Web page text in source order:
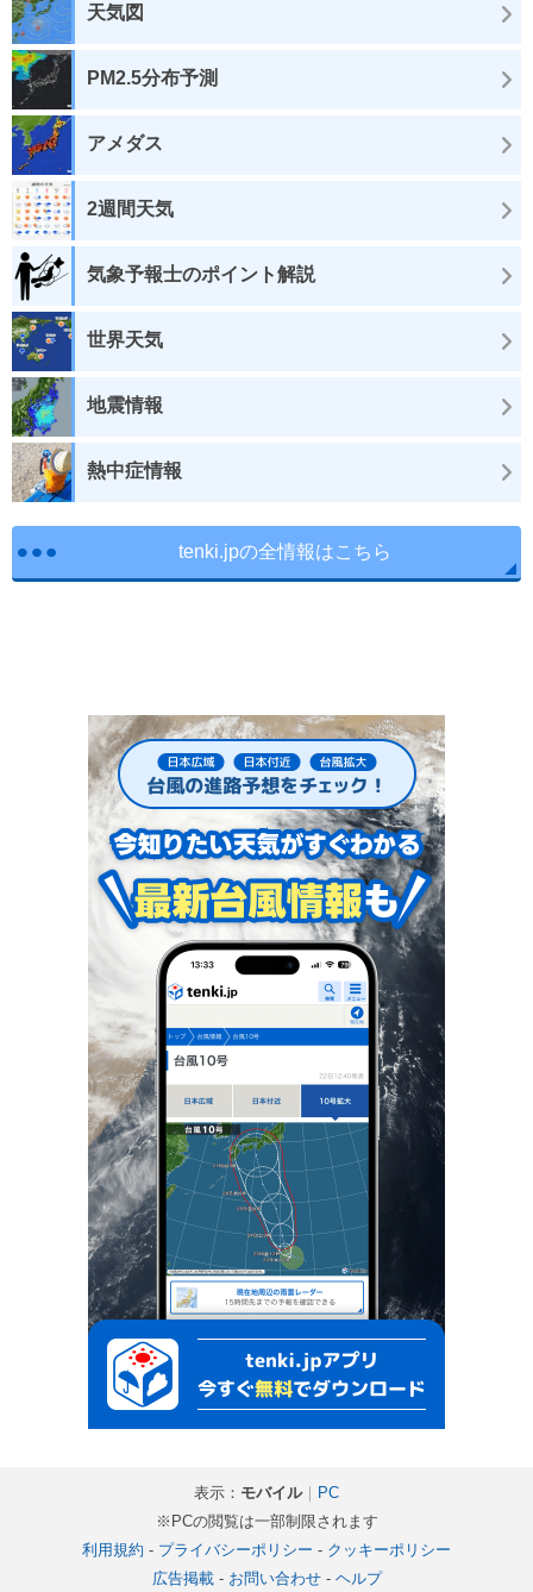
天気図
PM2.5分布予測
アメダス
2週間天気
気象予報士のポイント解説
世界天気
地震情報
熱中症情報
tenki.jpの全情報はこちら
表示： モバイル｜ PC
※PCの閲覧は一部制限されます
利用規約 - プライバシーポリシー - クッキーポリシー
広告掲載- お問い合わせ- ヘルプ